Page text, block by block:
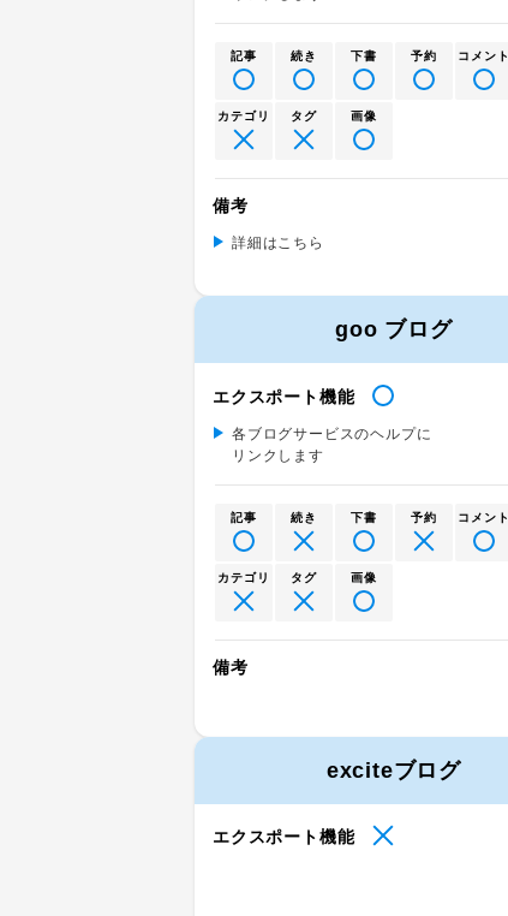
記事 続き 下書 予約 コメント
カテゴリ タグ 画像
備考
詳細はこちら
goo ブログ
エクスポート機能
各ブログサービスのヘルプに
リンクします
記事 続き 下書 予約 コメント
カテゴリ タグ 画像
備考
exciteブログ
エクスポート機能